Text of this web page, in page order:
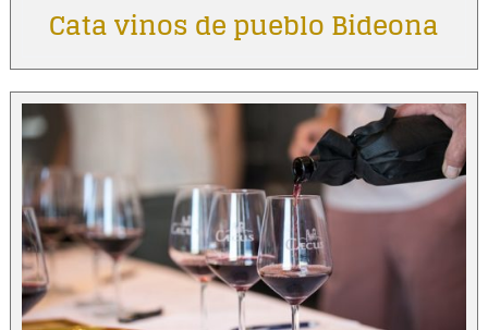
Cata vinos de pueblo Bideona